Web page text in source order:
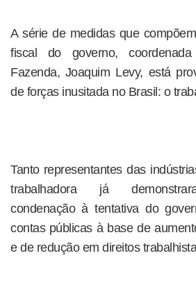
A série de medidas que
fiscal do governo,
Fazenda, Joaquim Levy, está
de forças inusitada no Brasil: o
Tanto representantes das
trabalhadora já
condenação à tentativa do
contas públicas à base de
e de redução em direitos